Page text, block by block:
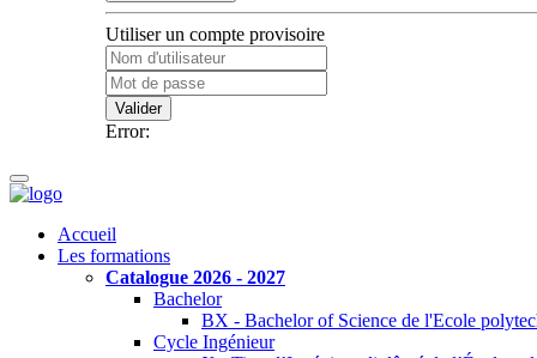
Utiliser un compte provisoire
Valider
Error:
Accueil
Les formations
Catalogue 2026 - 2027
Bachelor
BX - Bachelor of Science de l'Ecole
Cycle Ingénieur